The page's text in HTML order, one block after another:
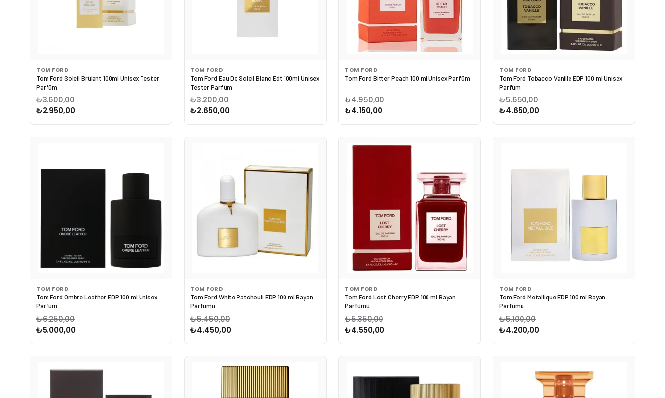
TOM FORD
Tom Ford Soleil Brülant 100ml Unisex Tester
Parfüm
₺3.600,00
₺2.950,00
TOM FORD
Tom Ford Eau De Soleil Blanc Edt 100ml Unisex
Tester Parfüm
₺3.200,00
₺2.650,00
TOM FORD
Tom Ford Bitter Peach 100 ml Unisex Parfüm
₺4.950,00
₺4.150,00
TOM FORD
Tom Ford Tobacco Vanille EDP 100 ml Unisex
Parfüm
₺5.650,00
₺4.650,00
TOM FORD
Tom Ford Ombre Leather EDP 100 ml Unisex
Parfüm
₺6.250,00
₺5.000,00
TOM FORD
Tom Ford White Patchouli EDP 100 ml Bayan
Parfümü
₺5.450,00
₺4.450,00
TOM FORD
Tom Ford Lost Cherry EDP 100 ml Bayan
Parfümü
₺5.350,00
₺4.550,00
TOM FORD
Tom Ford Metallique EDP 100 ml Bayan
Parfümü
₺5.100,00
₺4.200,00